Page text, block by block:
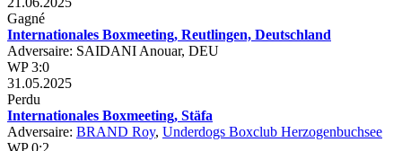
Gagné
Internationales Boxmeeting, Reutlingen, Deutschland
Adversaire: SAIDANI Anouar, DEU
WP 3:0
31.05.2025
Perdu
Internationales Boxmeeting, Stäfa
Adversaire: BRAND Roy, Underdogs Boxclub Herzogenbuchsee
WP 0:2